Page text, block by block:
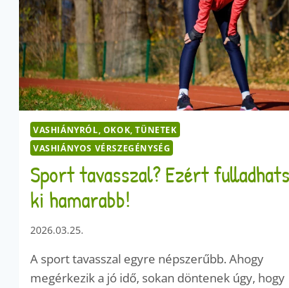
VASHIÁNYRÓL, OKOK, TÜNETEK
VASHIÁNYOS VÉRSZEGÉNYSÉG
Sport tavasszal? Ezért
ki hamarabb!
2026.03.25.
A sport tavasszal egyre népszerűbb. Ahogy
megérkezik a jó idő, sokan döntenek úgy, hogy